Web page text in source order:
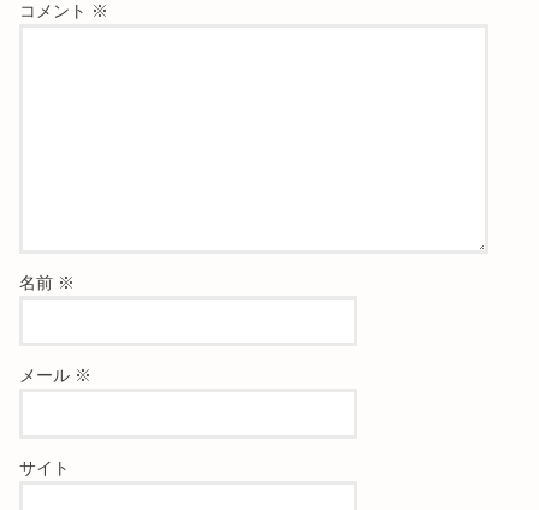
コメント ※
名前 ※
メール ※
サイト